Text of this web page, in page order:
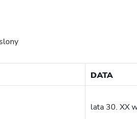
DATA
lata 30. XX